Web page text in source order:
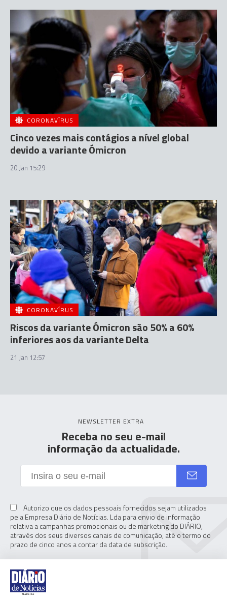
CORONAVÍRUS
Cinco vezes mais contágios a nível global
devido a variante Ómicron
20 Jan 15:29
CORONAVÍRUS
Riscos da variante Ómicron são 50% a 60%
inferiores aos da variante Delta
21 Jan 12:57
NEWSLETTER EXTRA
Receba no seu e-mail
informação da actualidade.
Autorizo que os dados pessoais fornecidos sejam utilizados
pela Empresa Diário de Notícias. Lda para envio de informação
relativa a campanhas promocionais ou de marketing do DIÁRIO,
através dos seus diversos canais de comunicação, até o termo do
prazo de cinco anos a contar da data de subscrição.